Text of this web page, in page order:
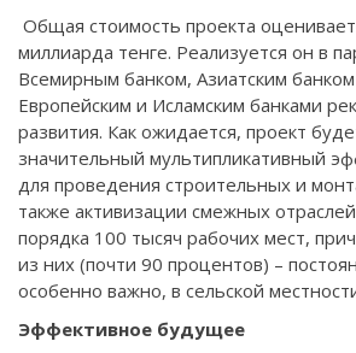
Общая стоимость проекта
миллиарда тенге. Реализуется он в
Всемирным банком, Азиатским
Европейским и Исламским банками
развития. Как ожидается, проект
значительный мультипликативный
для проведения строительных и
также активизации смежных
порядка 100 тысяч рабочих мест,
из них (почти 90 процентов) –
особенно важно, в сельской
Эффективное будущее